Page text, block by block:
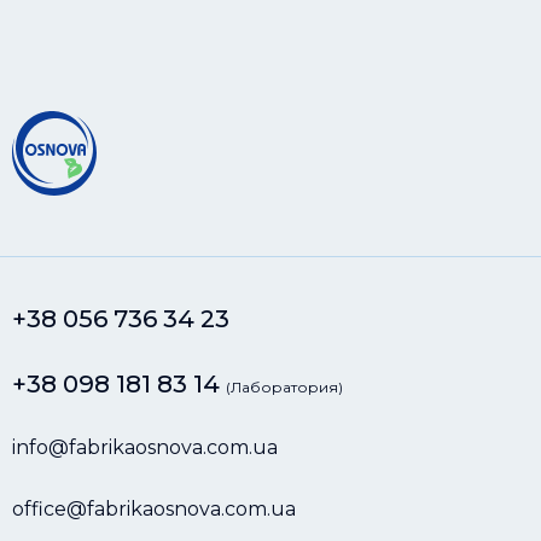
+38 056 736 34 23
+38 098 181 83 14 (Лаборатория)
info@fabrikaosnova.com.ua
office@fabrikaosnova.com.ua